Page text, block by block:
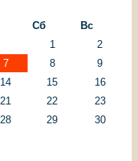
Сб
Вс
1
2
7 8
9
14 15
16
21 22
23
28 29
30